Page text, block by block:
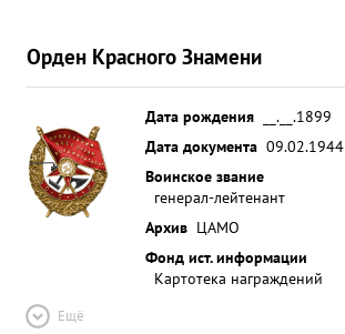
Орден Красного Знамени
Дата рождения
__.__.1899
Дата документа 09.02.1944
Воинское звание
генерал-лейтенант
Архив ЦАМО
Фонд ист. информации
Картотека награждений
Ещё